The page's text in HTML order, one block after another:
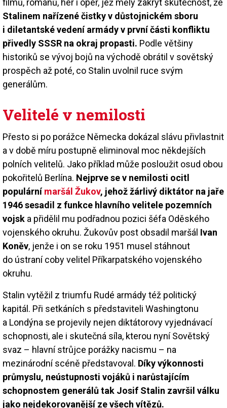
filmů, románů, her i oper, jež měly zakrýt skutečnost, že
Stalinem nařízené čistky v důstojnickém sboru
i diletantské vedení armády v první části konfliktu
přivedly SSSR na okraj propasti. Podle většiny
historiků se vývoj bojů na východě obrátil v sovětský
prospěch až poté, co Stalin uvolnil ruce svým
generálům.
Velitelé v nemilosti
Přesto si po porážce Německa dokázal slávu přivlastnit
a v době míru postupně eliminoval moc někdejších
polních velitelů. Jako příklad může posloužit osud obou
pokořitelů Berlína. Nejprve se v nemilosti ocitl
populárnímaršál Žukov, jehož žárlivý diktátor na jaře
1946 sesadil z funkce hlavního velitele pozemních
vojsk a přidělil mu podřadnou pozici šéfa Oděského
vojenského okruhu. Žukovův post obsadil maršál Ivan
Koněv, jenže i on se roku 1951 musel stáhnout
do ústraní coby velitel Příkarpatského vojenského
okruhu.
Stalin vytěžil z triumfu Rudé armády též politický
kapitál. Při setkáních s představiteli Washingtonu
a Londýna se projevily nejen diktátorovy vyjednávací
schopnosti, ale i skutečná síla, kterou nyní Sovětský
svaz – hlavní strůjce porážky nacismu – na
mezinárodní scéně představoval. Díky výkonnosti
průmyslu, neústupnosti vojáků i narůstajícím
schopnostem generálů tak Josif Stalin završil válku
jako nejdekorovanější ze všech vítězů.